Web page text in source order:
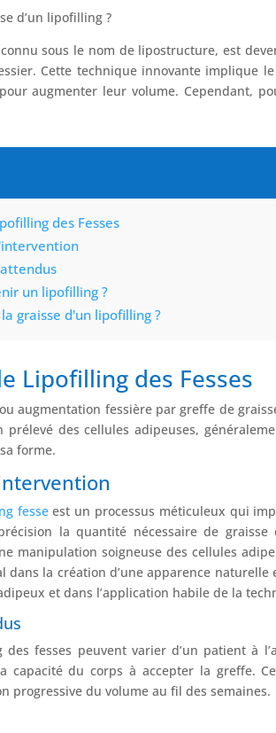
d’un lipofilling ?
sous le nom de lipostructure, est
Cette technique innovante implique
augmenter leur volume. Cependant,
des Fesses
un lipofilling ?
graisse d'un lipofilling ?
Lipofilling des Fesses
augmentation fessière par greffe de
prélevé des cellules adipeuses,
forme.
fesseest un processus méticuleux qui
la quantité nécessaire de
manipulation soigneuse des cellules
dans la création d’une apparence
et dans l’application habile de la
fesses peuvent varier d’un patient à
capacité du corps à accepter la greffe.
progressive du volume au fil des semaines.